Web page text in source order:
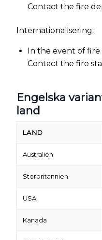
Contact the fire
Internationalisering:
In the event of fire
Contact the fire
Engelska
land
LAND
Australien
Storbritannien
USA
Kanada